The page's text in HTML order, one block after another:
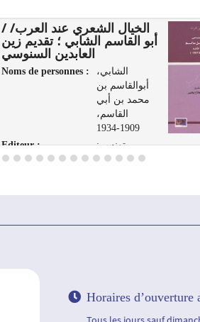
الخيال الشعري عند العرب/ /
أبو القاسم الشابي ؛ تقديم زين
العابدين السنوسي
Noms de personnes :
الشابي،
أبوالقاسم بن
محمد بن أبي
القاسم،
1909-1934
Editeur :
تونس :
الشركة
Horaires d’ouverture